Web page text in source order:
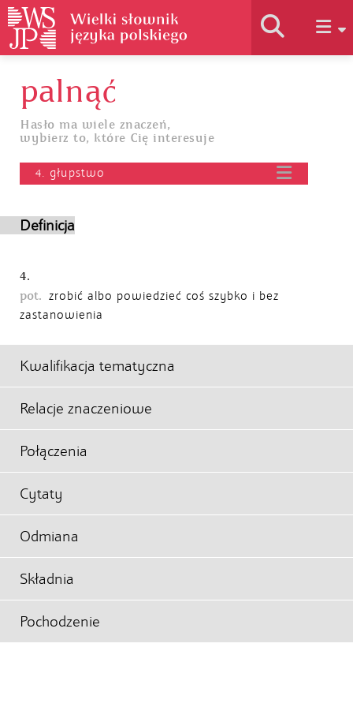
Jak korzystać
palnąć
Hasło ma wiele znaczeń,
wybierz to, które Cię interesuje
4. głupstwo
Definicja
4.
pot. zrobić albo powiedzieć coś szybko i bez
zastanowienia
Kwalifikacja tematyczna
Relacje znaczeniowe
Połączenia
Cytaty
Odmiana
Składnia
Pochodzenie